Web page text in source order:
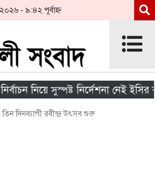
- ৯:৪২ পূর্বাহ্ন
নিয়ে সুস্পষ্ট নির্দেশনা নেই ইসির কাছে
দিনব্যাপী রবীন্দ্র উৎসব শুরু